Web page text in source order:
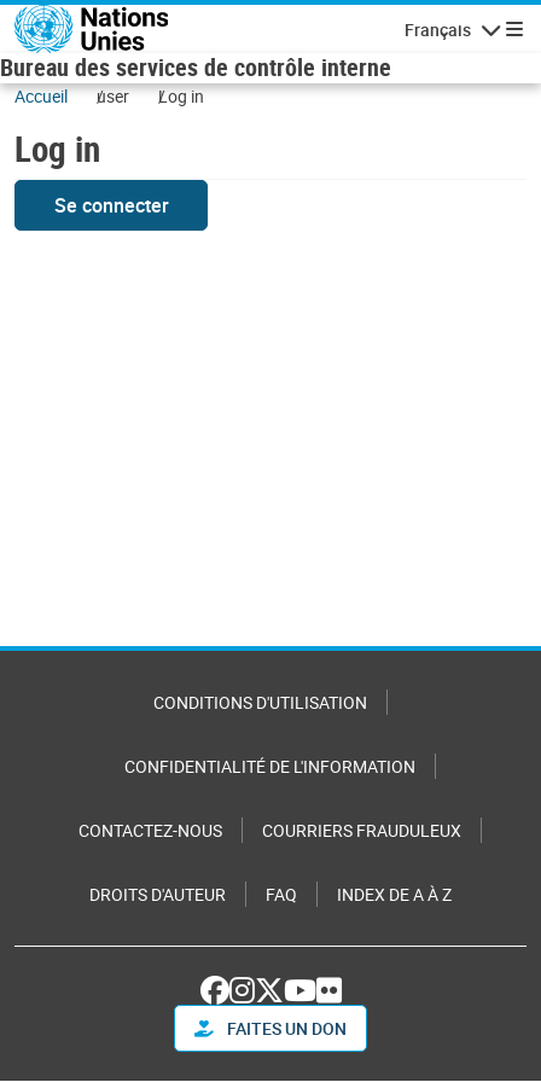
Skip to main content
Français
Bureau des services de contrôle interne
Accueil user Log in
Log in
Se connecter
CONDITIONS D'UTILISATION
CONFIDENTIALITÉ DE L'INFORMATION
CONTACTEZ-NOUS COURRIERS FRAUDULEUX
DROITS D'AUTEUR FAQ INDEX DE A À Z
FAITES UN DON